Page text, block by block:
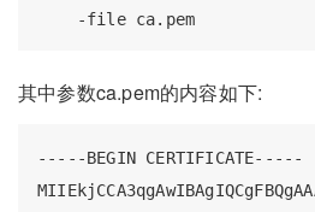
其中参数ca.pem的内容如下:
-----BEGIN CERTIFICATE-----